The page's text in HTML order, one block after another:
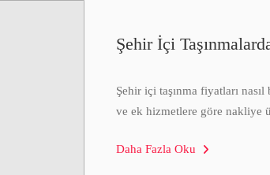
Şehir İçi
Şehir içi taşınma fiyatları
ve ek hizmetlere göre nakliye
Daha Fazla Oku